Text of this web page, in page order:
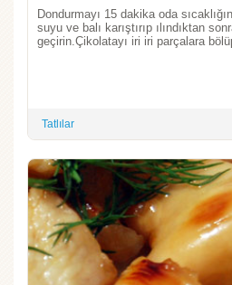
Dondurmayı 15 dakika oda
suyu ve balı karıştırıp ılındıktan
geçirin.Çikolatayı iri iri parçalara
Tatlılar